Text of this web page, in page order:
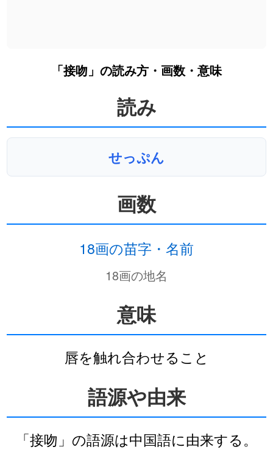
「接吻」の読み方・画数・意味
読み
せっぷん
画数
18画の苗字・名前
18画の地名
意味
唇を触れ合わせること
語源や由来
「接吻」の語源は中国語に由来する。